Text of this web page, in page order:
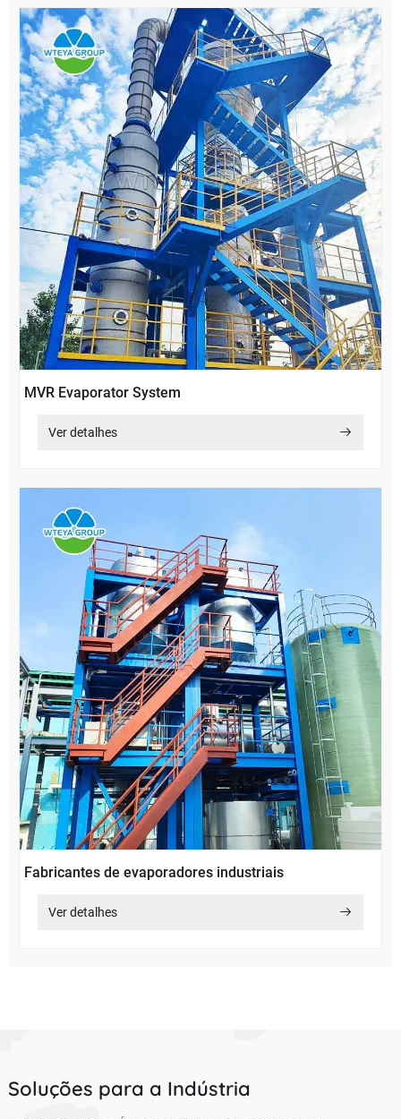
MVR Evaporator System
Ver detalhes
Fabricantes de evaporadores industriais
Ver detalhes
Soluções para a Indústria